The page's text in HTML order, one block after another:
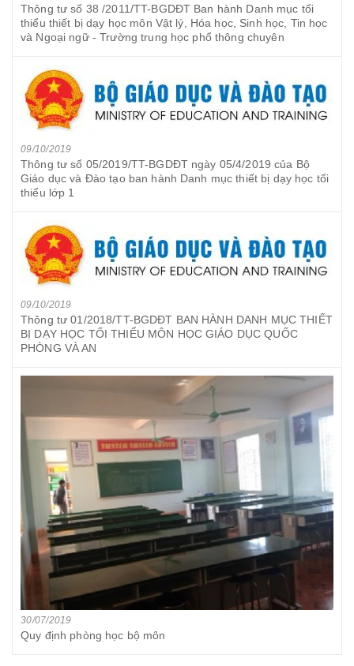
Thông tư số 38 /2011/TT-BGDĐT Ban hành Danh mục tối
thiểu thiết bị dạy học môn Vật lý, Hóa học, Sinh học, Tin học
và Ngoại ngữ - Trường trung học phổ thông chuyên
09/10/2019
Thông tư số 05/2019/TT-BGDĐT ngày 05/4/2019 của Bộ
Giáo dục và Đào tạo ban hành Danh mục thiết bị dạy học tối
thiểu lớp 1
09/10/2019
Thông tư 01/2018/TT-BGDĐT BAN HÀNH DANH MỤC THIẾT
BỊ DẠY HỌC TỐI THIỂU MÔN HỌC GIÁO DỤC QUỐC
PHÒNG VÀ AN
30/07/2019
Quy định phòng học bộ môn